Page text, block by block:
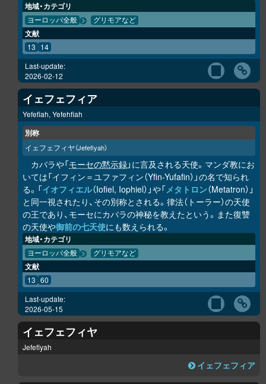
地域・カテゴリ
ヨーロッパ全般 グリモアなど
文献
13 14
Last-update:
2026-02-12
イェフェフィア
Yefefiah, Yefehfiah
別称
イェフェフィヤ（Jefefiyah）
カバラや「モーセの黙示録」に言及される天使。マンダ教にお
いては「イフィン＝ユファフィン（Yfin-Yufafin）」の名で知られ
る。「イオフィエル（Iofiel, Iophiel）」や「メタトロン（Metatron）」
と同一視されたり、その別称とされる。律法（トーラー）の天使
の王であり、モーセにカバラの神秘を教えたという。また復讐
の天使や御前の七天使にも数えられる。
地域・カテゴリ
ヨーロッパ全般 グリモアなど
文献
13 60
Last-update:
2026-05-15
イェフェフィヤ
Jefefiyah
イェフェフィア